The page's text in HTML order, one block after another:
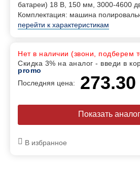
батареи) 18 В, 150 мм, 3000-4600
Комплектация: машина
перейти к характеристикам
Нет в наличии (звони, подберем
Скидка 3% на аналог - введи в
promo
Последняя цена:
273.30
Показать
В избранное